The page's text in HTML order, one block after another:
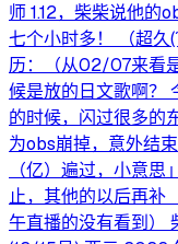
师 1.12，柴柴说他的
七个小时多！ （超久⁠
历：（从02/07来看
候是放的日文歌啊？
的时候，闪过很多的
为obs崩掉，意外结
（亿）遍过，小意
止，其他的以后再补
午直播的没有看到）